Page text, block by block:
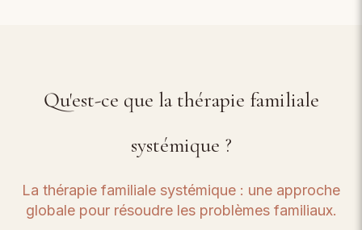
Qu'est-ce que la thérapie familiale
systémique ?
La thérapie familiale systémique : une approche
globale pour résoudre les problèmes familiaux.